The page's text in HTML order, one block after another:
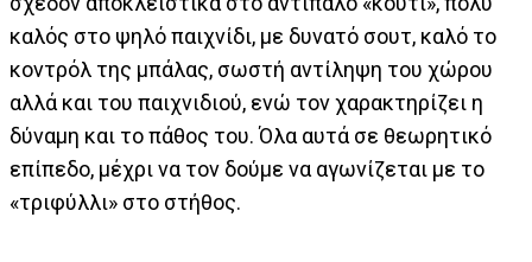
καλός στο ψηλό παιχνίδι, με δυνατό σουτ, καλό το
κοντρόλ της μπάλας, σωστή αντίληψη του χώρου
αλλά και του παιχνιδιού, ενώ τον χαρακτηρίζει η
δύναμη και το πάθος του. Όλα αυτά σε θεωρητικό
επίπεδο, μέχρι να τον δούμε να αγωνίζεται με το
«τριφύλλι» στο στήθος.